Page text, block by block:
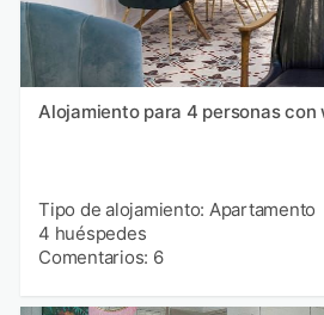
Alojamiento para 4 personas con
Tipo de alojamiento: Apartamento
4 huéspedes
Comentarios: 6